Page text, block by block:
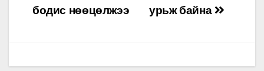
урьж байна
бодис нөөцөлжээ